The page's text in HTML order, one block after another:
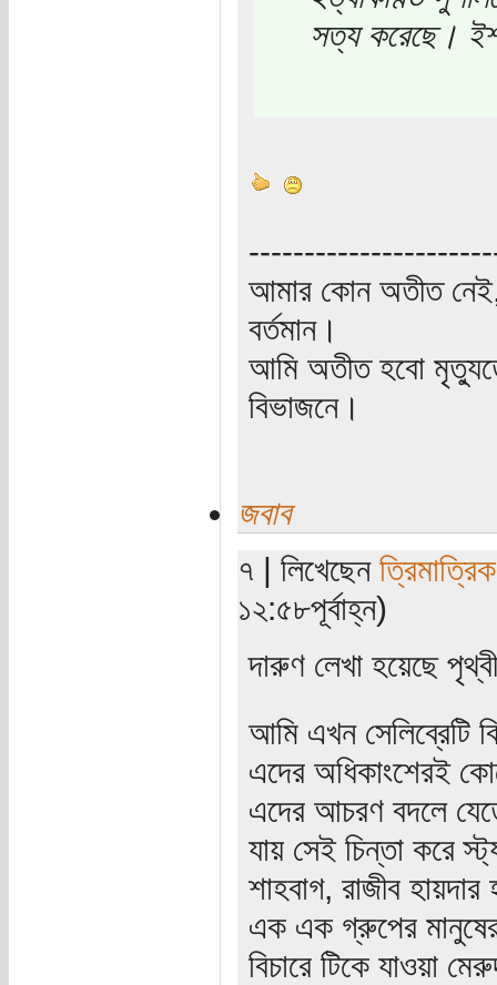
সত্য করেছে।
আমার কোন অতীত
বর্তমান।
আমি অতীত হবো
বিভাজনে।
জবাব
৭ | লিখেছেন
১২:৫৮পূর্বাহ্ন)
দারুণ লেখা হয়েছে
আমি এখন সেলিব্রেটি
এদের অধিকাংশেরই
এদের আচরণ বদলে
যায় সেই চিন্তা করে
শাহবাগ, রাজীব
এক এক গ্রুপের মানুষের
বিচারে টিকে যাওয়া